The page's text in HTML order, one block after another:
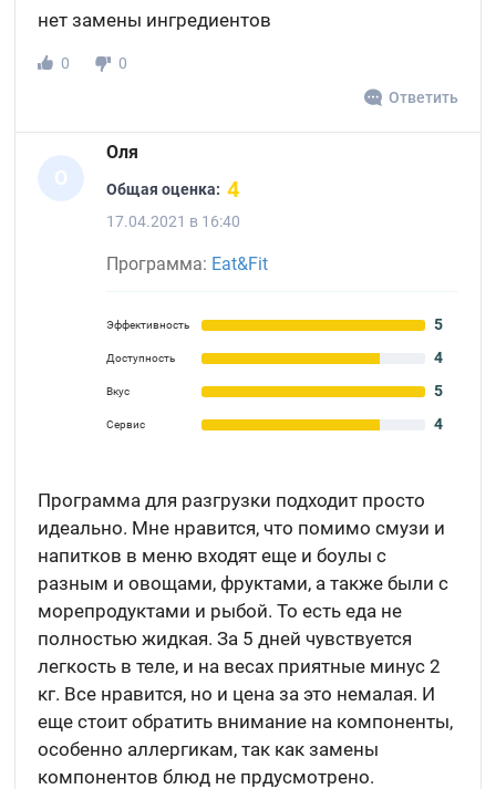
нет замены ингредиентов
0
0
Ответить
О
Оля
Общая оценка: 4
17.04.2021 в 16:40
Программа: Eat&Fit
Эффективность 5
Доступность 4
Вкус 5
Сервис 4
Программа для разгрузки подходит просто
идеально. Мне нравится, что помимо смузи и
напитков в меню входят еще и боулы с
разным и овощами, фруктами, а также были с
морепродуктами и рыбой. То есть еда не
полностью жидкая. За 5 дней чувствуется
легкость в теле, и на весах приятные минус 2
кг. Все нравится, но и цена за это немалая. И
еще стоит обратить внимание на компоненты,
особенно аллергикам, так как замены
компонентов блюд не прдусмотрено.